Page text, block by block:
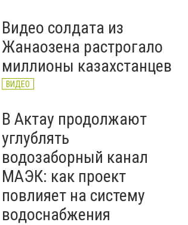
Видео солдата из
Жанаозена растрогало
миллионы казахстанцев
ВИДЕО
В Актау продолжают
углублять
водозаборный канал
МАЭК: как проект
повлияет на систему
водоснабжения